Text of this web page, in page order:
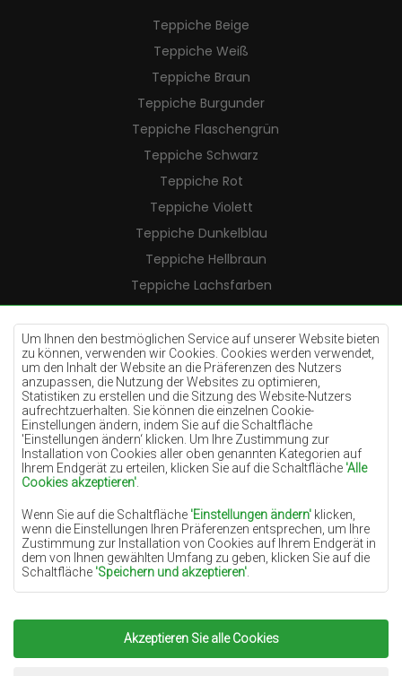
Um Ihnen den bestmöglichen Service auf unserer Website bieten
zu können, verwenden wir Cookies. Cookies werden verwendet,
um den Inhalt der Website an die Präferenzen des Nutzers
anzupassen, die Nutzung der Websites zu optimieren,
Statistiken zu erstellen und die Sitzung des Website-Nutzers
aufrechtzuerhalten. Sie können die einzelnen Cookie-
Einstellungen ändern, indem Sie auf die Schaltfläche
'Einstellungen ändern‘ klicken. Um Ihre Zustimmung zur
Installation von Cookies aller oben genannten Kategorien auf
Ihrem Endgerät zu erteilen, klicken Sie auf die Schaltfläche 'Alle
Cookies akzeptieren'
Wenn Sie auf die Schaltfläche 'Einstellungen ändern' klicken,
wenn die Einstellungen Ihren Präferenzen entsprechen, um Ihre
Zustimmung zur Installation von Cookies auf Ihrem Endgerät in
dem von Ihnen gewählten Umfang zu geben, klicken Sie auf die
Schaltfläche 'Speichern und akzeptieren'
Grundlage für die Verarbeitung das berechtigte Interesse des
Datenverwalters (TEPPICHECHEMEX) oder Dritter in Form der
Bereitstellung qualitativ hochwertiger Dienste auf unserer
Website und der Marketingaktivitäten des Datenverwalters und
Akzeptieren Sie alle Cookies
Teppiche Beige
Teppiche Weiß
Teppiche Braun
Teppiche Burgunder
Teppiche Flaschengrün
Teppiche Schwarz
Teppiche Rot
Teppiche Violett
Teppiche Dunkelblau
Teppiche Hellbraun
Teppiche Lachsfarben
Teppiche Cremefarben
Teppiche Lilac
Teppiche Gelb
Teppiche Pfefferminz
Teppiche Blau
Teppiche Orange
Teppiche Rosa
Teppiche Terrakotte
Teppiche Grün
Teppiche Golden
Copyright 2022Teppiche Chemex.Alle Rechte